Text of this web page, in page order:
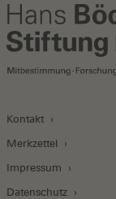
Kontakt
Merkzettel
Impressum
Datenschutz